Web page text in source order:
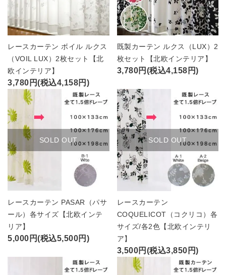
レースカーテン ボイル ルクス
（VOIL LUX）2枚セット【北
欧インテリア】
3,780円(税込4,158円)
既製カーテン ルクス（LUX）2
枚セット【北欧インテリア】
3,780円(税込4,158円)
SOLD OUT
レースカーテン PASAR（パサ
ール）各サイズ【北欧インテ
リア】
5,000円(税込5,500円)
SOLD OUT
レースカーテン
COQUELICOT（コクリコ）各
サイズ/各2色【北欧インテリ
ア】
3,500円(税込3,850円)